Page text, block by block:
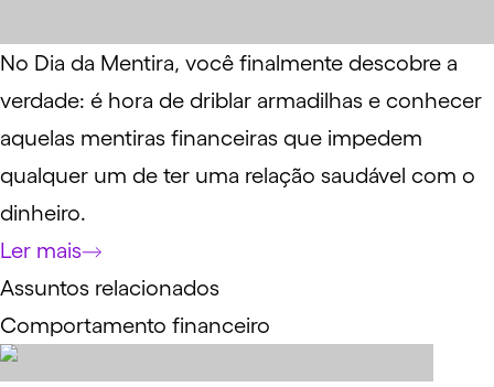
No Dia da Mentira, você finalmente descobre a
verdade: é hora de driblar armadilhas e conhecer
aquelas mentiras financeiras que impedem
qualquer um de ter uma relação saudável com o
dinheiro.
Ler mais
Assuntos relacionados
Comportamento financeiro